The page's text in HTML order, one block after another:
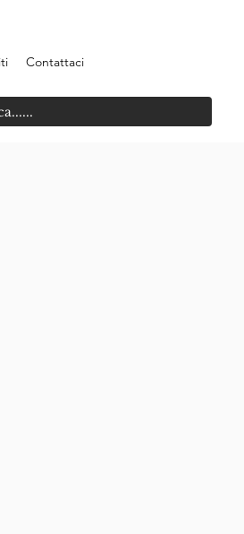
Contattaci